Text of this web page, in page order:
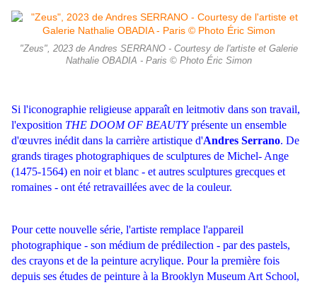
"Zeus", 2023 de Andres SERRANO - Courtesy de l'artiste et Galerie
Nathalie OBADIA - Paris © Photo Éric Simon
Si l'iconographie religieuse apparaît en leitmotiv dans son travail,
l'exposition THE DOOM OF BEAUTYprésente un ensemble
d'œuvres inédit dans la carrière artistique d'Andres Serrano. De
grands tirages photographiques de sculptures de Michel- Ange
(1475-1564) en noir et blanc - et autres sculptures grecques et
romaines - ont été retravaillées avec de la couleur.
Pour cette nouvelle série, l'artiste remplace l'appareil
photographique - son médium de prédilection - par des pastels,
des crayons et de la peinture acrylique. Pour la première fois
depuis ses études de peinture à la Brooklyn Museum Art School,